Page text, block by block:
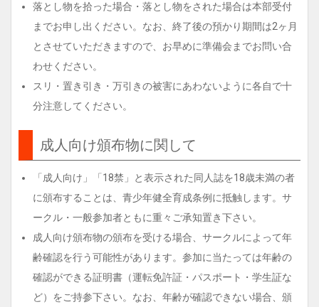
落とし物を拾った場合・落とし物をされた場合は本部受付
までお申し出ください。なお、終了後の預かり期間は2ヶ月
とさせていただきますので、お早めに準備会までお問い合
わせください。
スリ・置き引き・万引きの被害にあわないように各自で十
分注意してください。
成人向け頒布物に関して
「成人向け」「18禁」と表示された同人誌を18歳未満の者
に頒布することは、青少年健全育成条例に抵触します。サ
ークル・一般参加者ともに重々ご承知置き下さい。
成人向け頒布物の頒布を受ける場合、サークルによって年
齢確認を行う可能性があります。参加に当たっては年齢の
確認ができる証明書（運転免許証・パスポート・学生証な
ど）をご持参下さい。なお、年齢が確認できない場合、頒